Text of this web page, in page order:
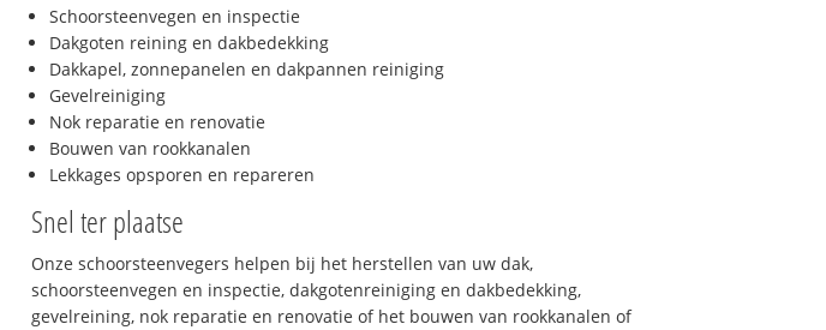
Schoorsteenvegen en inspectie
Dakgoten reining en dakbedekking
Dakkapel, zonnepanelen en dakpannen reiniging
Gevelreiniging
Nok reparatie en renovatie
Bouwen van rookkanalen
Lekkages opsporen en repareren
Snel ter plaatse
Onze schoorsteenvegers helpen bij het herstellen van uw dak,
schoorsteenvegen en inspectie, dakgotenreiniging en dakbedekking,
gevelreining, nok reparatie en renovatie of het bouwen van rookkanalen of